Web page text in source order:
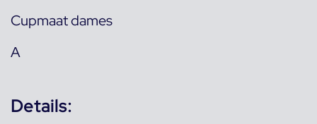
Cupmaat dames
A
Details: